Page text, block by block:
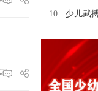
10 少儿武